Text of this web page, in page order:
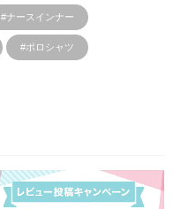
#ナースインナー
#ポロシャツ